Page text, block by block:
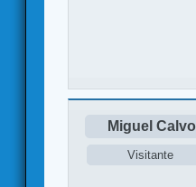
Miguel Calvo
Visitante